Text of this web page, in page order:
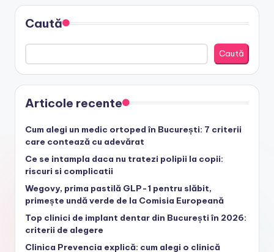
Caută
Caută
Articole recente
Cum alegi un medic ortoped în București: 7 criterii
care contează cu adevărat
Ce se intampla daca nu tratezi polipii la copii:
riscuri si complicatii
Wegovy, prima pastilă GLP-1 pentru slăbit,
primește undă verde de la Comisia Europeană
Top clinici de implant dentar din București în 2026:
criterii de alegere
Clinica Prevencia explică: cum alegi o clinică